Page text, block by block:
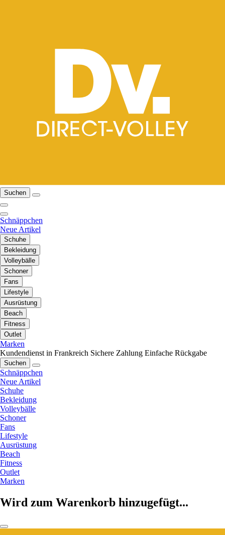
Suchen
Schnäppchen
Neue Artikel
Schuhe
Bekleidung
Volleybälle
Schoner
Fans
Lifestyle
Ausrüstung
Beach
Fitness
Outlet
Marken
Kundendienst in Frankreich Sichere Zahlung Einfache Rückgabe
Suchen
Schnäppchen
Neue Artikel
Schuhe
Bekleidung
Volleybälle
Schoner
Fans
Lifestyle
Ausrüstung
Beach
Fitness
Outlet
Marken
Wird zum Warenkorb hinzugefügt...